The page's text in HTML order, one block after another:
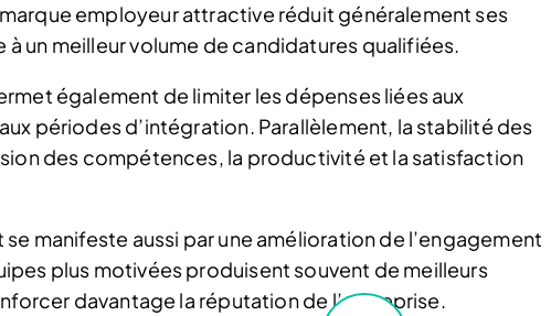
employeur attractive réduit généralement ses
un meilleur volume de candidatures qualifiées.
également de limiter les dépenses liées aux
périodes d’intégration. Parallèlement, la stabilité des
des compétences, la productivité et la satisfaction
manifeste aussi par une amélioration de l’engagement
plus motivées produisent souvent de meilleurs
davantage la réputation de l’entreprise.